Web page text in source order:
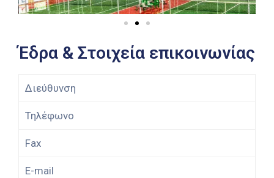
Έδρα & Στοιχεία επικοινωνίας
Διεύθυνση
Τηλέφωνο
Fax
E-mail